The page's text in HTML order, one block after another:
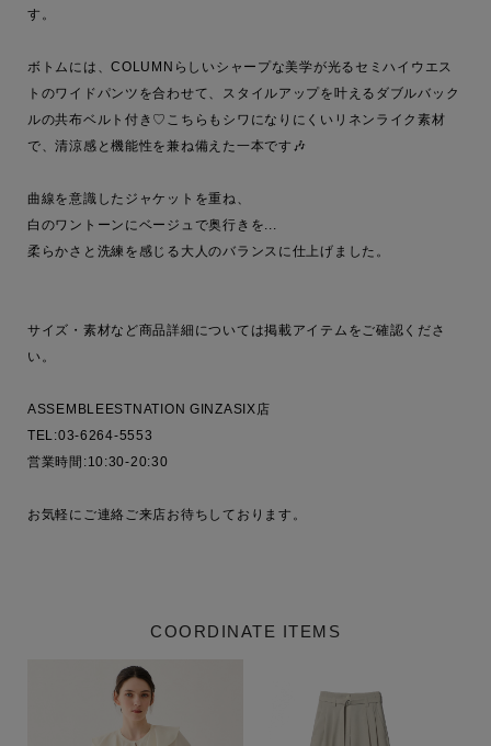
す。
ボトムには、COLUMNらしいシャープな美学が光るセミハイウエス
トのワイドパンツを合わせて、スタイルアップを叶えるダブルバック
ルの共布ベルト付き♡こちらもシワになりにくいリネンライク素材
で、清涼感と機能性を兼ね備えた一本です🎶
曲線を意識したジャケットを重ね、
白のワントーンにベージュで奥行きを...
柔らかさと洗練を感じる大人のバランスに仕上げました。
サイズ・素材など商品詳細については掲載アイテムをご確認くださ
い。
ASSEMBLEESTNATION GINZASIX店
TEL:03-6264-5553
営業時間:10:30-20:30
お気軽にご連絡ご来店お待ちしております。
COORDINATE ITEMS